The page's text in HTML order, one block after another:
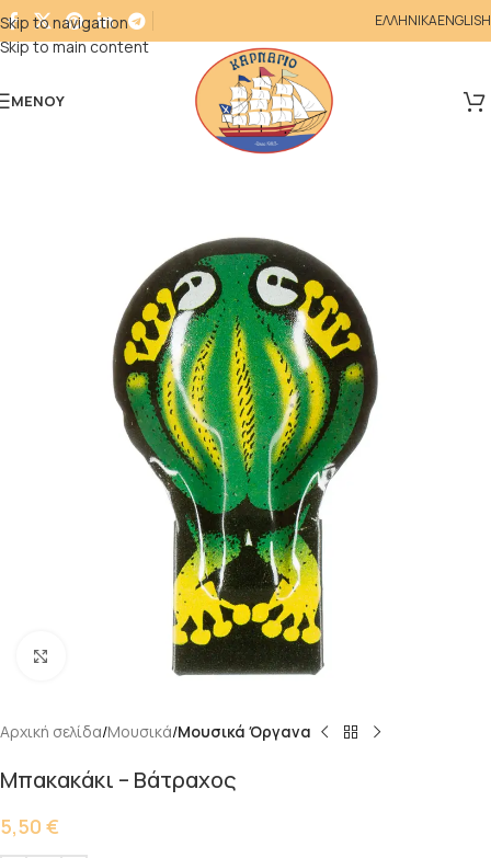
Skip to navigation
Skip to main content
ΕΛΛΗΝΙΚΑENGLISH
ΜΕΝΟΎ
Κάντε κλικ για μεγέθυνση
Αρχική σελίδα Μουσικά Μουσικά Όργανα
Μπακακάκι – Βάτραχος
5,50 €